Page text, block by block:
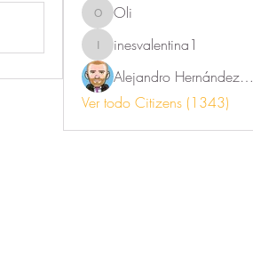
Oli Oli
inesvalentina1
inesvalentina1
Alejandro Hernández Renner
Ver todo Citizens (1343)